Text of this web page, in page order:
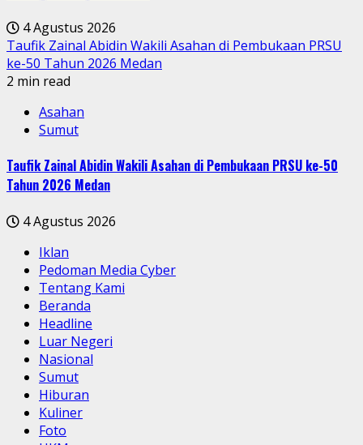
4 Agustus 2026
Taufik Zainal Abidin Wakili Asahan di Pembukaan PRSU
ke-50 Tahun 2026 Medan
2 min read
Asahan
Sumut
Taufik Zainal Abidin Wakili Asahan di Pembukaan PRSU ke-50
Tahun 2026 Medan
4 Agustus 2026
Iklan
Pedoman Media Cyber
Tentang Kami
Beranda
Headline
Luar Negeri
Nasional
Sumut
Hiburan
Kuliner
Foto